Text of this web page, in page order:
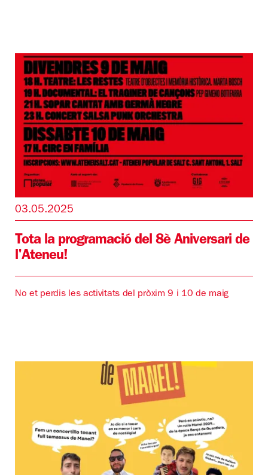
03.05.2025
Tota la programació del 8è Aniversari de
l'Ateneu!
No et perdis les activitats del pròxim 9 i 10 de maig